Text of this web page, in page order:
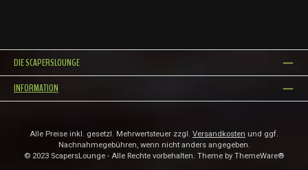
DIE SCAPERSLOUNGE
INFORMATION
Alle Preise inkl. gesetzl. Mehrwertsteuer zzgl. Versandkosten und ggf.
Nachnahmegebühren, wenn nicht anders angegeben.
© 2023 ScapersLounge - Alle Rechte vorbehalten. Theme by ThemeWare®